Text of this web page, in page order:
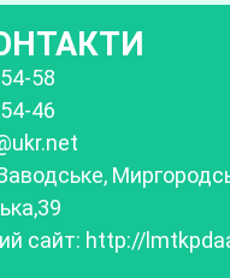
58
46
сайт: http://